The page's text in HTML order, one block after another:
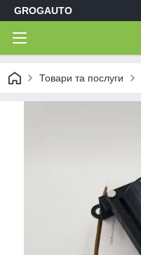
GROGAUTO
Товари та послуги